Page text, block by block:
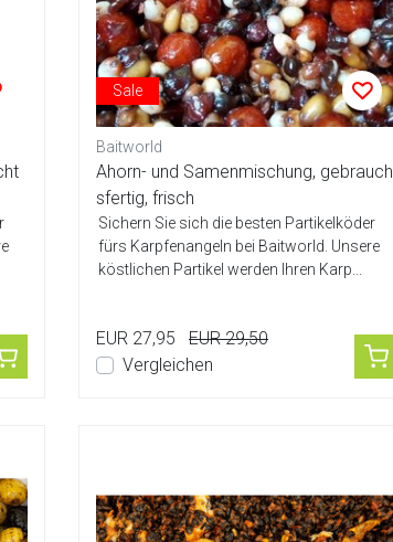
Sale
Baitworld
Ahorn- und Samenmischung, gebrauch
sfertig, frisch
Sichern Sie sich die besten Partikelköder
fürs Karpfenangeln bei Baitworld. Unsere
köstlichen Partikel werden Ihren Karp...
EUR 27,95
EUR 29,50
Vergleichen